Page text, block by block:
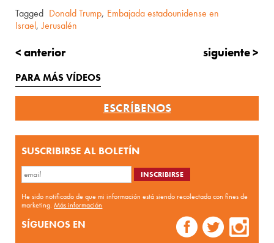
Tagged Donald Trump, Embajada estadounidense en
Israel, Jerusalén
< anterior siguiente >
PARA MÁS VÍDEOS
ESCRÍBENOS
SUSCRIBIRSE AL BOLETÍN
He sido notificado de que mi información está siendo recolectada con fines de
marketing.Más información
SÍGUENOS EN